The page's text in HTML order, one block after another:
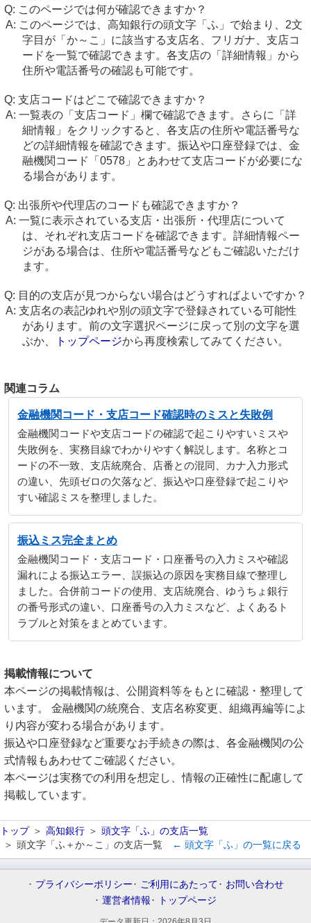
このページでは何が確認できますか？
このページでは、高知銀行の頭文字「ふ」で始まり、2文
字目が「か～こ」に該当する支店名、フリガナ、支店コ
ードを一覧で確認できます。各支店の「詳細情報」から
住所や電話番号の確認も可能です。
支店コードはどこで確認できますか？
一覧表の「支店コード」欄で確認できます。さらに「詳
細情報」をクリックすると、各支店の住所や電話番号な
どの詳細情報を確認できます。振込や口座登録では、金
融機関コード「0578」とあわせて支店コードが必要にな
る場合があります。
出張所や代理店のコードも確認できますか？
一覧に表示されている支店・出張所・代理店について
は、それぞれ支店コードを確認できます。詳細情報ペー
ジがある場合は、住所や電話番号などもご確認いただけ
ます。
目的の支店が見つからない場合はどうすればよいですか？
支店名の表記ゆれや別の頭文字で登録されている可能性
があります。前の文字選択ページに戻って別の文字を選
ぶか、
トップページから再度検索してみてください。
関連コラム
金融機関コード・支店コード確認時のミスと失敗例
金融機関コードや支店コードの確認で起こりやすいミスや
失敗例を、実務目線でわかりやすく解説します。名称とコ
ードの不一致、支店統廃合、店番との混同、カナ入力形式
の違い、先頭ゼロの欠落など、振込や口座登録で起こりや
すい確認ミスを整理しました。
振込ミス完全まとめ
金融機関コード・支店コード・口座番号の入力ミスや確認
漏れによる振込エラー、誤振込の原因を実務目線で整理し
ました。合併前コードの使用、支店統廃合、ゆうちょ銀行
の番号形式の違い、口座番号の入力ミスなど、よくあるト
ラブルと対策をまとめています。
掲載情報について
本ページの掲載情報は、公開資料等をもとに確認・整理して
います。 金融機関の統廃合、支店名称変更、組織再編等によ
り内容が変わる場合があります。
振込や口座登録など重要なお手続きの際は、各金融機関の公
式情報もあわせてご確認ください。
本ページは実務での利用を想定し、情報の正確性に配慮して
掲載しています。
トップ 高知銀行
頭文字「ふ」の支店一覧
頭文字「ふ＋か～こ」の支店一覧
← 頭文字「ふ」の一覧に戻る
プライバシーポリシー ご利用にあたって
お問い合わせ
運営者情報
トップページ